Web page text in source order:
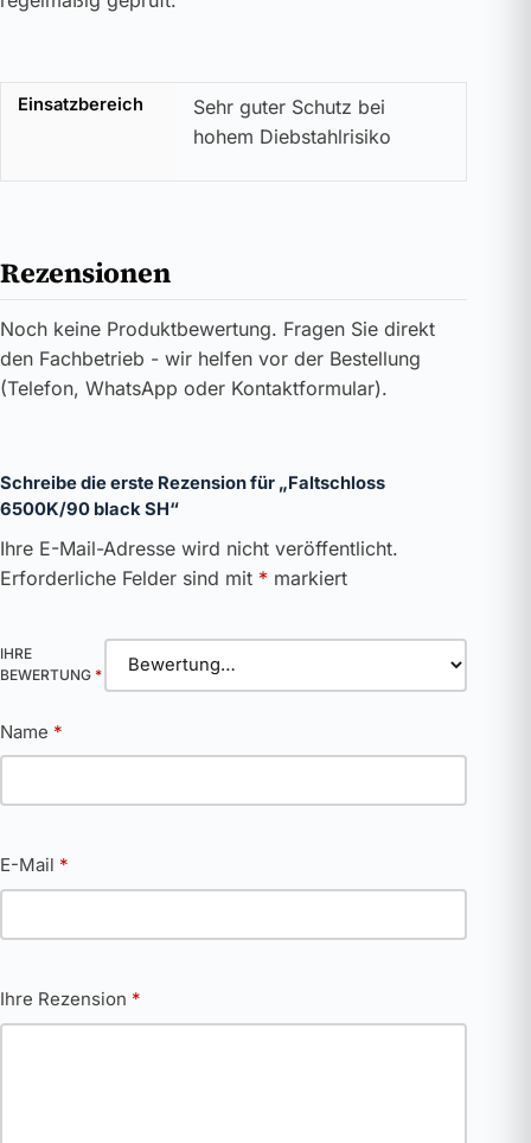
Einsatzbereich
Sehr guter Schutz bei
hohem Diebstahlrisiko
Rezensionen
Noch keine Produktbewertung. Fragen Sie direkt
den Fachbetrieb - wir helfen vor der Bestellung
(Telefon, WhatsApp oder Kontaktformular).
Schreibe die erste Rezension für „Faltschloss
6500K/90 black SH“
Ihre E-Mail-Adresse wird nicht veröffentlicht.
Erforderliche Felder sind mit * markiert
IHRE
BEWERTUNG *
Name *
E-Mail *
Ihre Rezension *